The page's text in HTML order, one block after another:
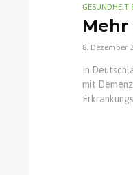
GESUNDHEIT
Mehr
8. Dezember
In
mit